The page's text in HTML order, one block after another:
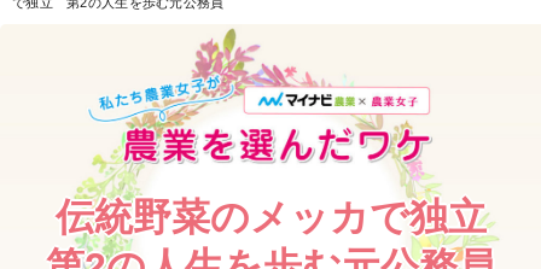
伝統野菜のメッカで独立